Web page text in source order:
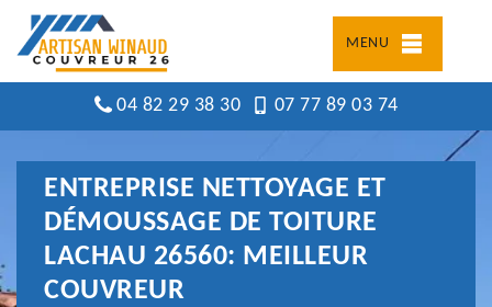
MENU
04 82 29 38 30 07 77 89 03 74
ENTREPRISE NETTOYAGE ET
DÉMOUSSAGE DE TOITURE
LACHAU 26560: MEILLEUR
COUVREUR